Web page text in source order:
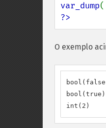
var_dump(
?>
O exemplo
bool(true)
int(2)